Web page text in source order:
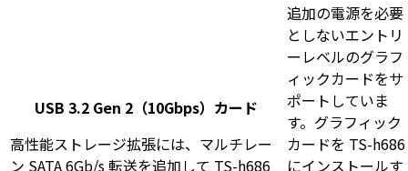
USB 3.2 Gen 2（10Gbps）カード
高性能ストレージ拡張には、マルチレー
ン SATA 6Gb/s 転送を追加して TS-h686
追加の電源を必要
としないエントリ
ーレベルのグラフ
ィックカードをサ
ポートしていま
す。グラフィック
カードを TS-h686
にインストールす